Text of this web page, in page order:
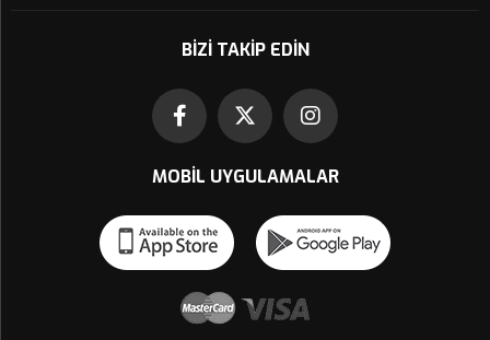
BIZI TAKIP EDIN
MOBIL UYGULAMALAR